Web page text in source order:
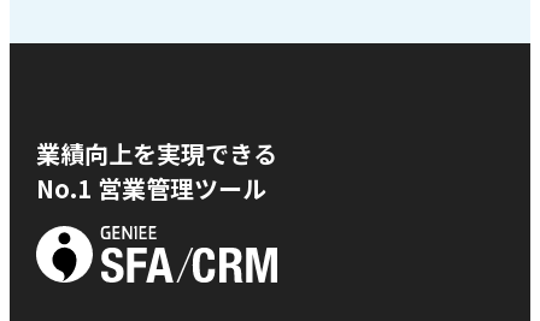
業績向上を実現できる
No.1 営業管理ツール